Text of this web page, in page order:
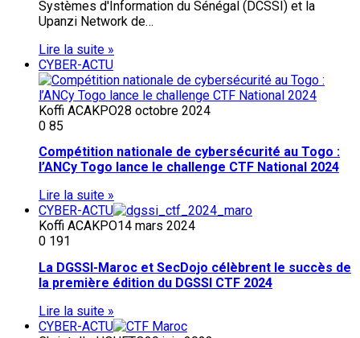
Systèmes d'Information du Sénégal (DCSSI) et la
Upanzi Network de…
Lire la suite »
CYBER-ACTU
Koffi ACAKPO28 octobre 2024
0 85
Compétition nationale de cybersécurité au Togo :
l’ANCy Togo lance le challenge CTF National 2024
Lire la suite »
CYBER-ACTU
Koffi ACAKPO14 mars 2024
0 191
La DGSSI-Maroc et SecDojo célèbrent le succès de
la première édition du DGSSI CTF 2024
Lire la suite »
CYBER-ACTU